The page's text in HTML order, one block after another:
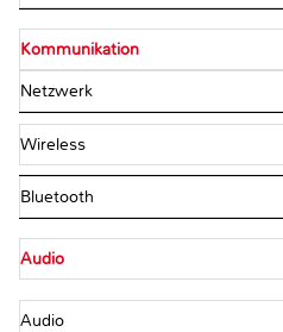
Kommunikation
Netzwerk
Wireless
Bluetooth
Audio
Audio